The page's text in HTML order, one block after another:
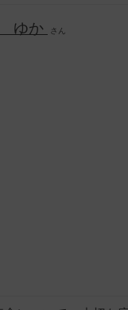
ゆか さん